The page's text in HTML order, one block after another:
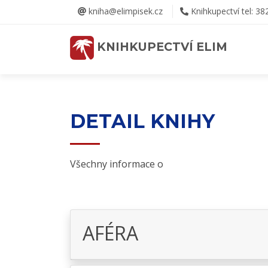
kniha@elimpisek.cz Knihkupectví tel:
KNIHKUPECTVÍ ELIM
DETAIL KNIHY
Všechny informace o
AFÉRA